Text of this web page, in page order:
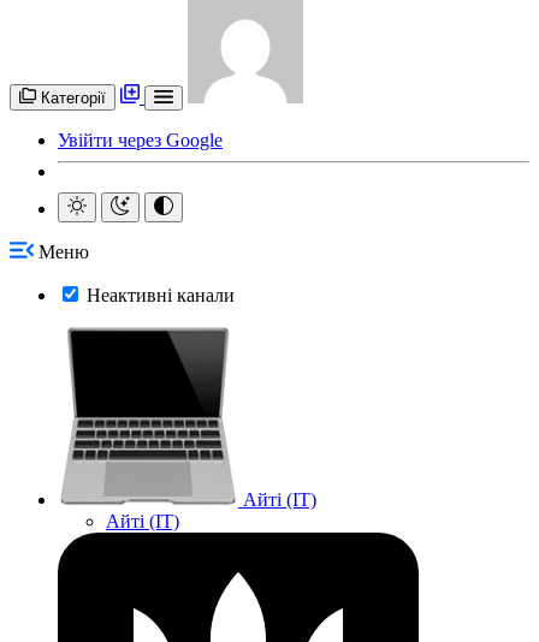
Категорії
Увійти через Google
Меню
Неактивні канали
Айті (IT)
Айті (IT)